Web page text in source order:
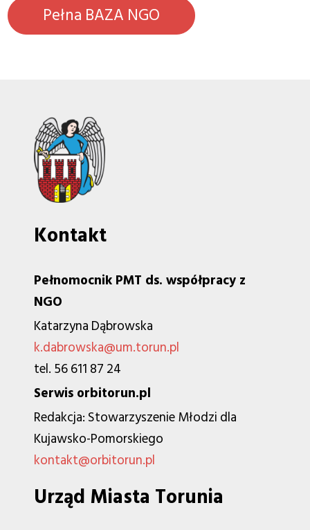
Pełna BAZA NGO
Kontakt
Pełnomocnik PMT ds. współpracy z
NGO
Katarzyna Dąbrowska
k.dabrowska@um.torun.pl
tel. 56 611 87 24
Serwis orbitorun.pl
Redakcja: Stowarzyszenie Młodzi dla
Kujawsko-Pomorskiego
kontakt@orbitorun.pl
Urząd Miasta Torunia